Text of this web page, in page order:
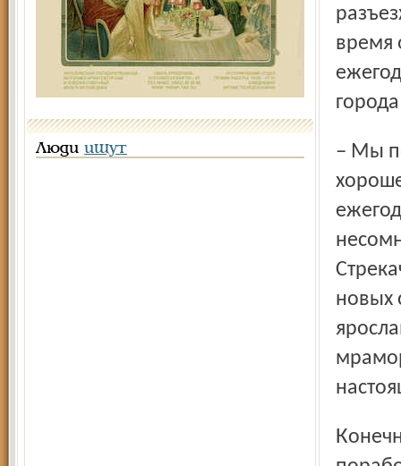
Люди ищут
время
– Мы поддерживаем помещения и оборудование в
новых
Конечно, ярославским банщикам есть ещё над чем